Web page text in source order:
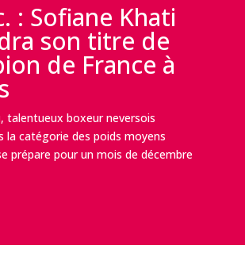
: Sofiane Khati
son titre de
de France à
talentueux boxeur neversois
la catégorie des poids moyens
prépare pour un mois de décembre